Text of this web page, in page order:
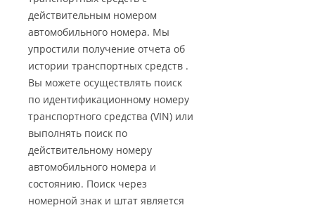
действительным номером
автомобильного номера. Мы
упростили получение отчета об
истории транспортных средств .
Вы можете осуществлять поиск
по идентификационному номеру
транспортного средства (VIN) или
выполнять поиск по
действительному номеру
автомобильного номера и
состоянию. Поиск через
номерной знак и штат является